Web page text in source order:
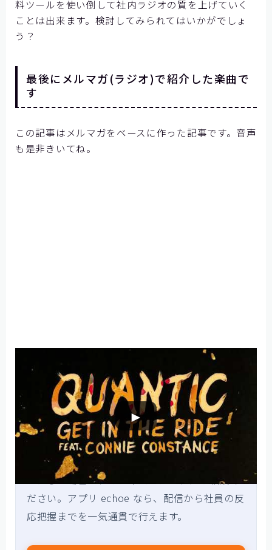
料ツールを使い倒して社内ラジオの質を上げていく
ことは出来ます。検討してみられてはいかがでしょ
う？
最後にメルマガ(ラジオ)で紹介した楽曲で
す
この記事はメルマガをベースに作った記事です。音声
も是非きいてね。
►
社内ラジオ専門のオフィスエンニチ
ジングルは社内ラジオを“続く番組”にする第一
歩。番組の企画・収録・配信まで含めて伴走し
てほしい場合は、オフィスエンニチにご相談く
ださい。アプリ echoe なら、配信から社員の反
応把握までを一気通貫で行えます。